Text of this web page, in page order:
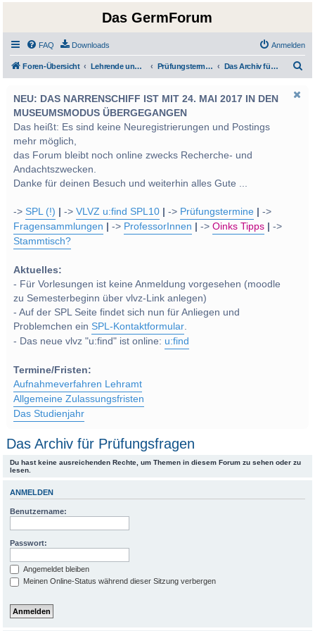
Das GermForum
FAQ Downloads Anmelden
Foren-Übersicht Lehrende und Prüfungen Prüfungstermine und von den Lehrveranstaltungsleitern gestellte Prüfungsfragen Das Archiv für Prüfungsfragen
NEU: DAS NARRENSCHIFF IST MIT 24. MAI 2017 IN DEN
MUSEUMSMODUS ÜBERGEGANGEN
Das heißt: Es sind keine Neuregistrierungen und Postings
mehr möglich,
das Forum bleibt noch online zwecks Recherche- und
Andachtszwecken.
Danke für deinen Besuch und weiterhin alles Gute ...
->SPL (!) ->VLVZ u:find SPL10 -> Prüfungstermine
->
Fragensammlungen
-> ProfessorInnen ->Oinks Tipps
->
Stammtisch?
Aktuelles:
- Für Vorlesungen ist keine Anmeldung vorgesehen (moodle
zu Semesterbeginn über vlvz-Link anlegen)
- Auf der SPL Seite findet sich nun für Anliegen und
Problemchen einSPL-Kontaktformular.
- Das neue vlvz "u:find" ist online: u:find
Termine/Fristen:
Aufnahmeverfahren Lehramt
Allgemeine Zulassungsfristen
Das Studienjahr
Das Archiv für Prüfungsfragen
Du hast keine ausreichenden Rechte, um Themen in diesem Forum zu sehen oder zu
lesen.
ANMELDEN
Benutzername:
Passwort:
Angemeldet bleiben
Meinen Online-Status während dieser Sitzung verbergen